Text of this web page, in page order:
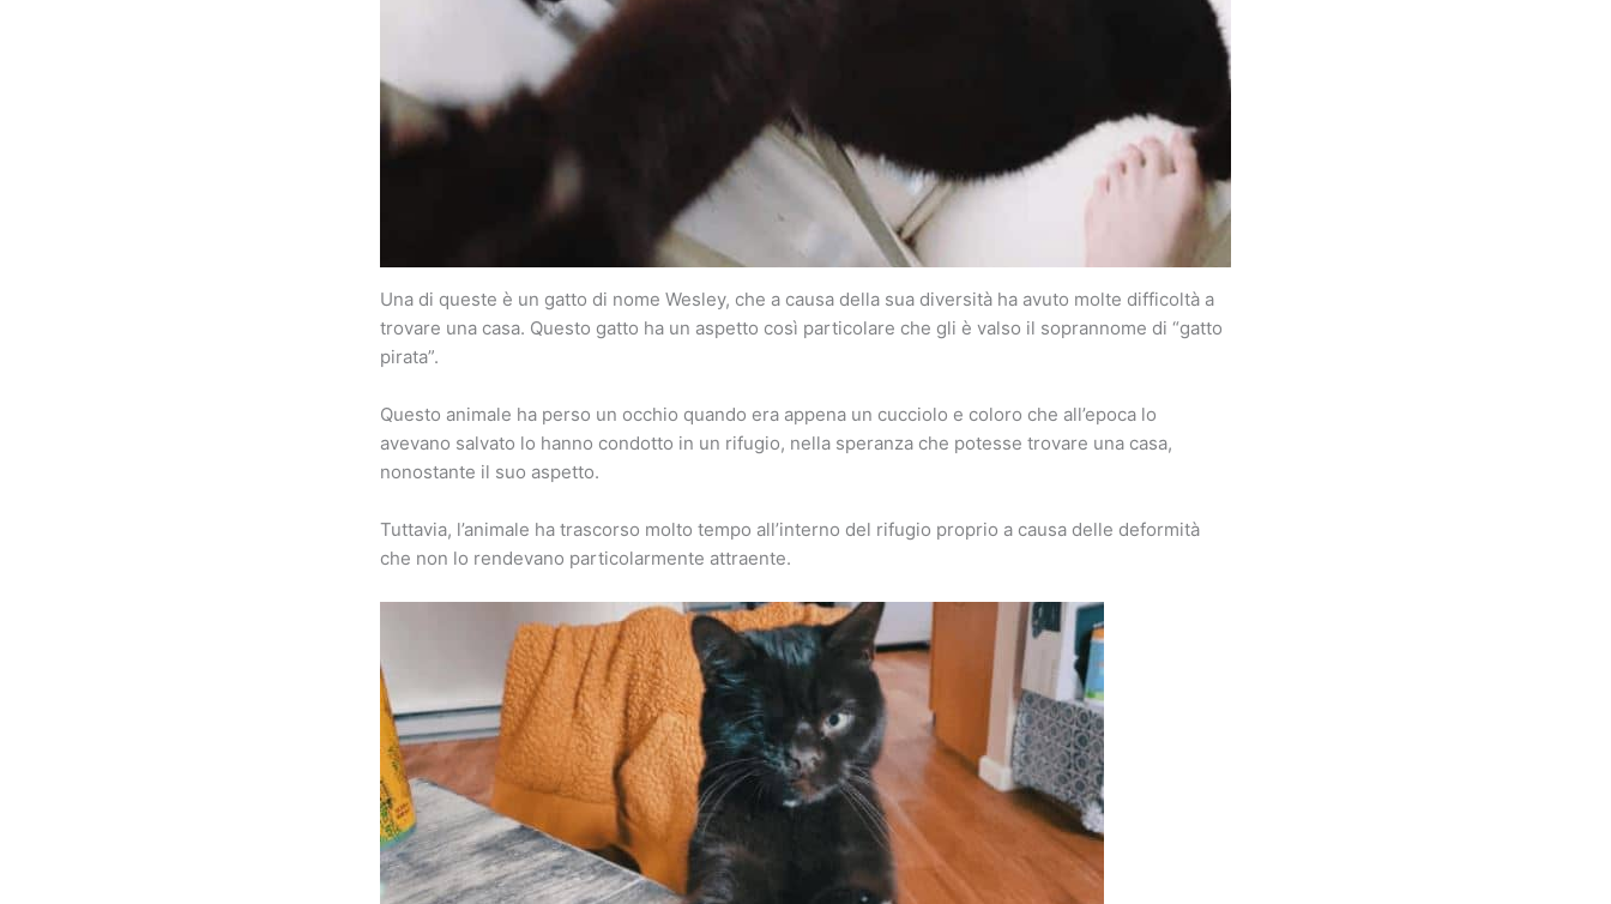
Una di queste è un gatto di nome Wesley, che a causa della sua diversità ha avuto molte difficoltà a
trovare una casa. Questo gatto ha un aspetto così particolare che gli è valso il soprannome di “gatto
pirata”.
Questo animale ha perso un occhio quando era appena un cucciolo e coloro che all’epoca lo
avevano salvato lo hanno condotto in un rifugio, nella speranza che potesse trovare una casa,
nonostante il suo aspetto.
Tuttavia, l’animale ha trascorso molto tempo all’interno del rifugio proprio a causa delle deformità
che non lo rendevano particolarmente attraente.